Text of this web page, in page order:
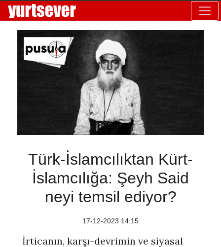
Türk-İslamcılıktan Kürt-
İslamcılığa: Şeyh Said
neyi temsil ediyor?
17-12-2023 14:15
İrticanın, karşı-devrimin ve siyasal